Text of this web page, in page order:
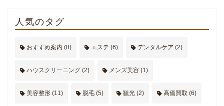
人気のタグ
おすすめ案内 (8) エステ (6) デンタルケア (2)
ハウスクリーニング (2) メンズ美容 (1)
美容整形 (11) 脱毛 (5) 観光 (2) 高価買取 (6)